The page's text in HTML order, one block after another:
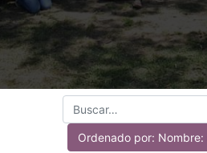
Ordenado por: Nombre: